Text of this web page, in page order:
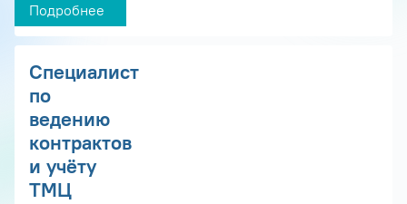
Подробнее
Специалист
по
ведению
контрактов
и учёту
ТМЦ